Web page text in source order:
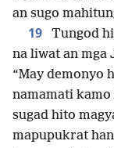
an sugo
19
Tungod
na liwat an mga
“May demonyo
namamati kamo
sugad hito
mapupukrat